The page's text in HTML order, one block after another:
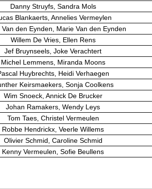
Danny Struyfs, Sandra Mols
Blankaerts, Annelies Vermeylen
Van den Eynden, Marie Van den Eynden
Willem De Vries, Ellen Rens
Jef Bruynseels, Joke Verachtert
Michel Lemmens, Miranda Moons
Huybrechts, Heidi Verhaegen
Keirsmaekers, Sonja Coolkens
Wim Snoeck, Annick De Brucker
Johan Ramakers, Wendy Leys
Tom Taes, Christel Vermeulen
Robbe Hendrickx, Veerle Willems
Olivier Schmid, Caroline Schmid
Kenny Vermeulen, Sofie Beullens